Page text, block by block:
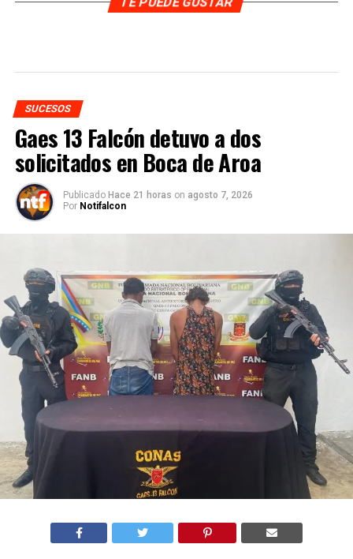
SUCESOS
Gaes 13 Falcón detuvo a dos
solicitados en Boca de Aroa
Publicado Hace 21 horas on agosto 7, 2026
Por Notifalcon